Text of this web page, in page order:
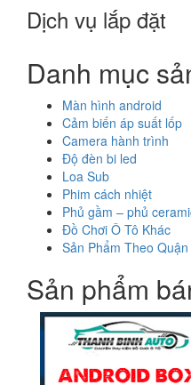
Dịch vụ lắp đặt
Danh mục
Màn hình android
Cảm biến áp suất lốp
Camera hành trình
Độ đèn bi led
Loa Sub
Phim cách nhiệt
Phủ gầm – phủ
Đồ Chơi Ô Tô Khác
Sản Phẩm Theo Quận
Sản phẩm